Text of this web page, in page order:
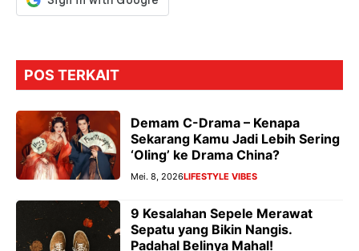
POS TERKAIT
Demam C-Drama – Kenapa
Sekarang Kamu Jadi Lebih Sering
‘Oling’ ke Drama China?
Mei. 8, 2026LIFESTYLE VIBES
9 Kesalahan Sepele Merawat
Sepatu yang Bikin Nangis.
Padahal Belinya Mahal!